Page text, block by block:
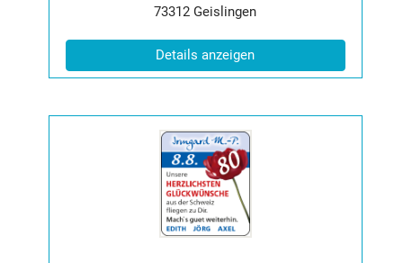
Postleitzahl:
73312 Ort:
Geislingen
Details anzeigen(ID: 2065573)
der
Anzeige
2065574
anzeigen
|
Info: